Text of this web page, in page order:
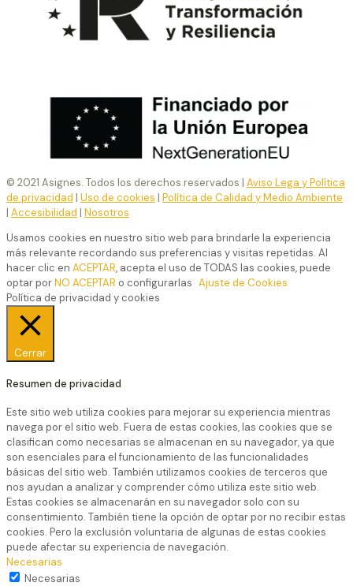
© 2021 Asignes. Todos los derechos reservados | Aviso Lega y Política
de privacidad | Uso de cookies | Política de Calidad y Medio Ambiente
| Accesibilidad | Nosotros
Usamos cookies en nuestro sitio web para brindarle la experiencia
más relevante recordando sus preferencias y visitas repetidas. Al
hacer clic en ACEPTAR, acepta el uso de TODAS las cookies, puede
optar porNO ACEPTAR o configurarlas Ajuste de Cookies
Política de privacidad y cookies
Cerrar
Resumen de privacidad
Este sitio web utiliza cookies para mejorar su experiencia mientras
navega por el sitio web. Fuera de estas cookies, las cookies que se
clasifican como necesarias se almacenan en su navegador, ya que
son esenciales para el funcionamiento de las funcionalidades
básicas del sitio web. También utilizamos cookies de terceros que
nos ayudan a analizar y comprender cómo utiliza este sitio web.
Estas cookies se almacenarán en su navegador solo con su
consentimiento. También tiene la opción de optar por no recibir estas
cookies. Pero la exclusión voluntaria de algunas de estas cookies
puede afectar su experiencia de navegación.
Necesarias
Necesarias